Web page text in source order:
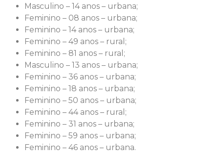
Masculino – 14 anos – urbana;
Feminino – 08 anos – urbana;
Feminino – 14 anos – urbana;
Feminino – 49 anos – rural;
Feminino – 81 anos – rural;
Masculino – 13 anos – urbana;
Feminino – 36 anos – urbana;
Feminino – 18 anos – urbana;
Feminino – 50 anos – urbana;
Feminino – 44 anos – rural;
Feminino – 31 anos – urbana;
Feminino – 59 anos – urbana;
Feminino – 46 anos – urbana.